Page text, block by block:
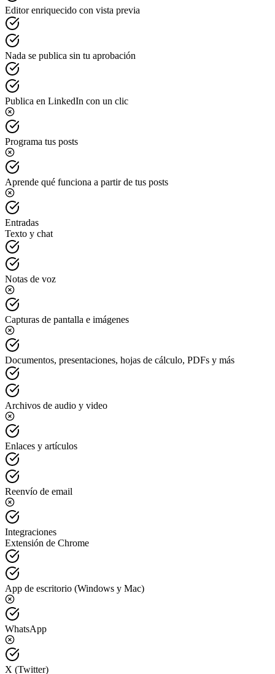
Editor enriquecido con vista previa
Nada se publica sin tu aprobación
Publica en LinkedIn con un clic
Programa tus posts
Aprende qué funciona a partir de tus posts
Entradas
Texto y chat
Notas de voz
Capturas de pantalla e imágenes
Documentos, presentaciones, hojas de cálculo, PDFs y más
Archivos de audio y video
Enlaces y artículos
Reenvío de email
Integraciones
Extensión de Chrome
App de escritorio (Windows y Mac)
WhatsApp
X (Twitter)